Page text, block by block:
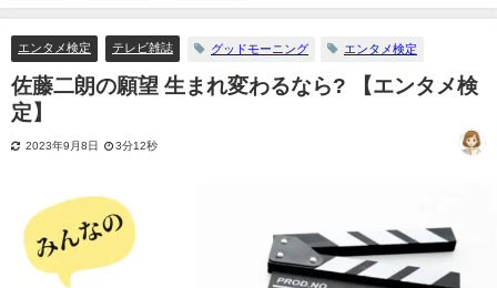
【エンタメ検定】
エンタメ検定 テレビ雑誌 グッドモーニング エンタメ検定
佐藤二朗の願望 生まれ変わるなら? 【エンタメ検
定】
2023年9月8日 3分12秒